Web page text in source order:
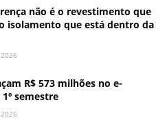
não é o revestimento que
isolamento que está dentro da
R$ 573 milhões no e-
semestre